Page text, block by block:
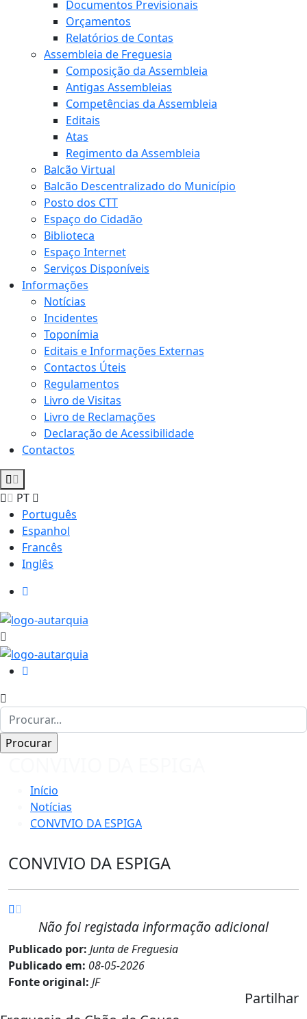
Documentos Previsionais
Orçamentos
Relatórios de Contas
Assembleia de Freguesia
Composição da Assembleia
Antigas Assembleias
Competências da Assembleia
Editais
Atas
Regimento da Assembleia
Balcão Virtual
Balcão Descentralizado do Município
Posto dos CTT
Espaço do Cidadão
Biblioteca
Espaço Internet
Serviços Disponíveis
Informações
Notícias
Incidentes
Toponímia
Editais e Informações Externas
Contactos Úteis
Regulamentos
Livro de Visitas
Livro de Reclamações
Declaração de Acessibilidade
Contactos
PT
Português
Espanhol
Francês
Inglês
Início
Notícias
CONVIVIO DA ESPIGA
CONVIVIO DA ESPIGA
Não foi registada informação adicional
Publicado por: Junta de Freguesia
Publicado em: 08-05-2026
Fonte original: JF
Partilhar